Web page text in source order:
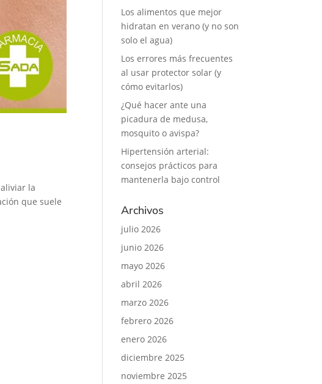
la
que suele
Los alimentos que mejor
hidratan en verano (y no son
solo el agua)
Los errores más frecuentes
al usar protector solar (y
cómo evitarlos)
¿Qué hacer ante una
picadura de medusa,
mosquito o avispa?
Hipertensión arterial:
consejos prácticos para
mantenerla bajo control
Archivos
julio 2026
junio 2026
mayo 2026
abril 2026
marzo 2026
febrero 2026
enero 2026
diciembre 2025
noviembre 2025